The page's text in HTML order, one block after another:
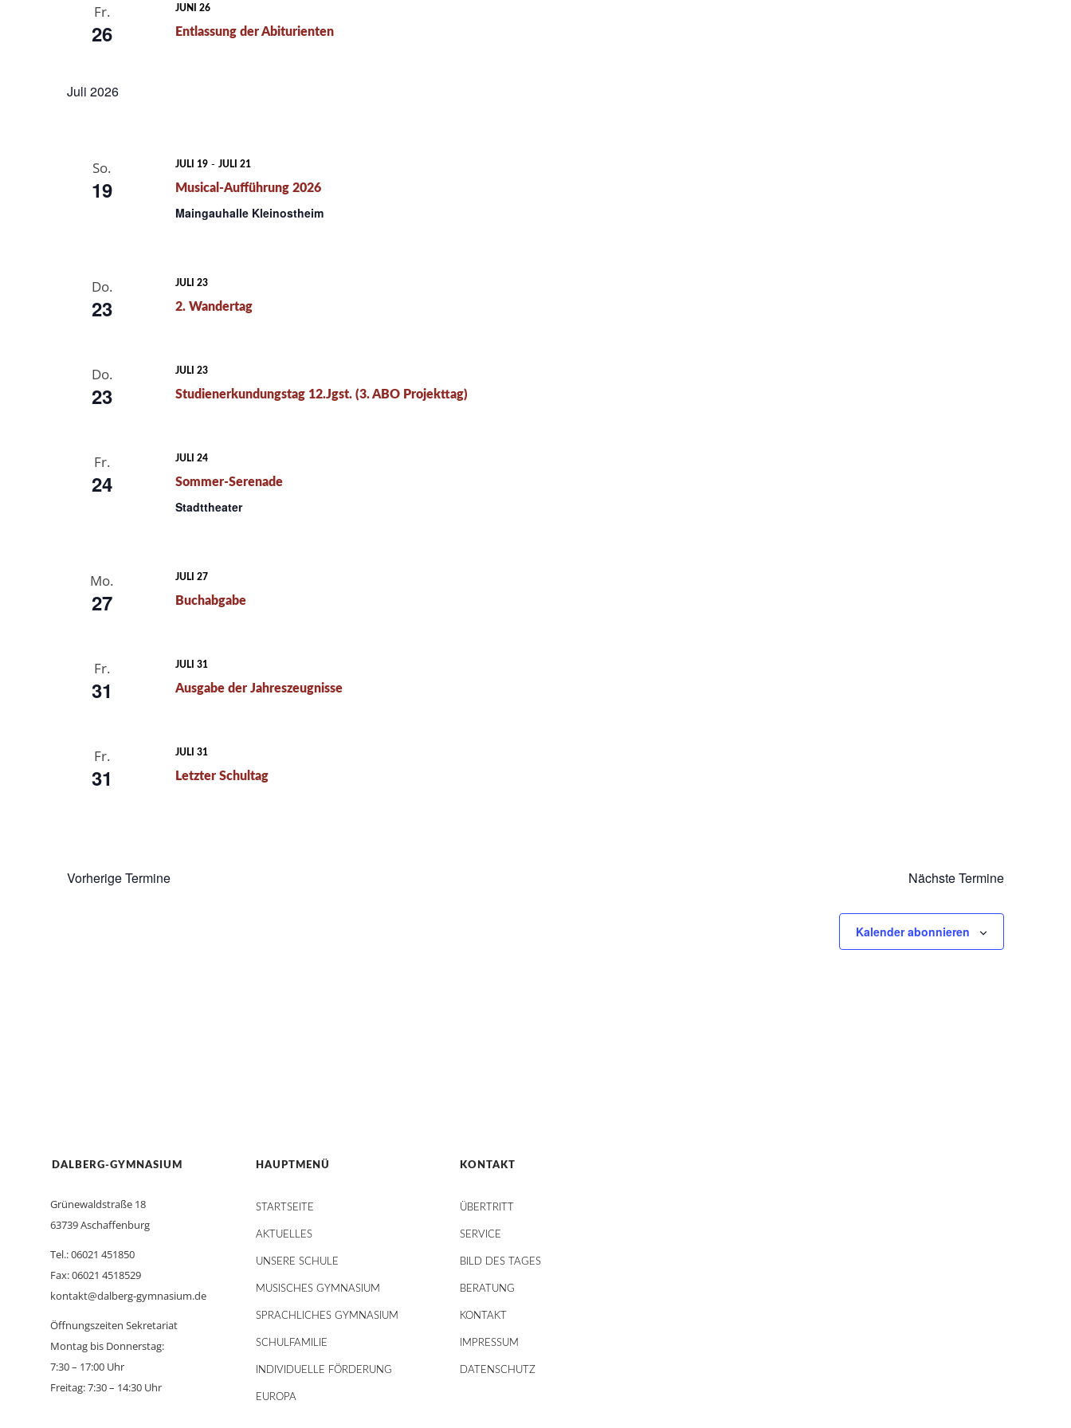
Fr.
26
JUNI 26
Entlassung der Abiturienten
Juli 2026
So.
19
JULI 19- JULI 21
Musical-Aufführung 2026
Maingauhalle Kleinostheim
Do.
23
JULI 23
2. Wandertag
Do.
23
JULI 23
Studienerkundungstag 12.Jgst. (3. ABO Projekttag)
Fr.
24
JULI 24
Sommer-Serenade
Stadttheater
Mo.
27
JULI 27
Buchabgabe
Fr.
31
JULI 31
Ausgabe der Jahreszeugnisse
Fr.
31
JULI 31
Letzter Schultag
VorherigeTermine NächsteTermine
Kalender abonnieren
DALBERG-GYMNASIUM
Grünewaldstraße 18
63739 Aschaffenburg
Tel.: 06021 451850
Fax: 06021 4518529
kontakt@dalberg-gymnasium.de
Öffnungszeiten Sekretariat
Montag bis Donnerstag:
7:30 – 17:00 Uhr
Freitag: 7:30 – 14:30 Uhr
HAUPTMENÜ
STARTSEITE
AKTUELLES
UNSERE SCHULE
MUSISCHES GYMNASIUM
SPRACHLICHES GYMNASIUM
SCHULFAMILIE
INDIVIDUELLE FÖRDERUNG
EUROPA
KONTAKT
ÜBERTRITT
SERVICE
BILD DES TAGES
BERATUNG
KONTAKT
IMPRESSUM
DATENSCHUTZ